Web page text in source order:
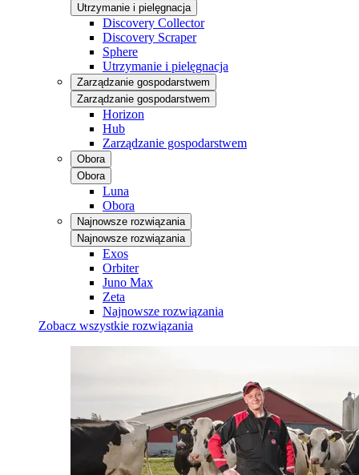
Utrzymanie i pielęgnacja
Discovery Collector
Discovery Scraper
Sphere
Utrzymanie i pielęgnacja
Zarządzanie gospodarstwem
Zarządzanie gospodarstwem
Horizon
Hub
Zarządzanie gospodarstwem
Obora
Obora
Luna
Obora
Najnowsze rozwiązania
Najnowsze rozwiązania
Exos
Orbiter
Juno Max
Zeta
Najnowsze rozwiązania
Zobacz wszystkie rozwiązania